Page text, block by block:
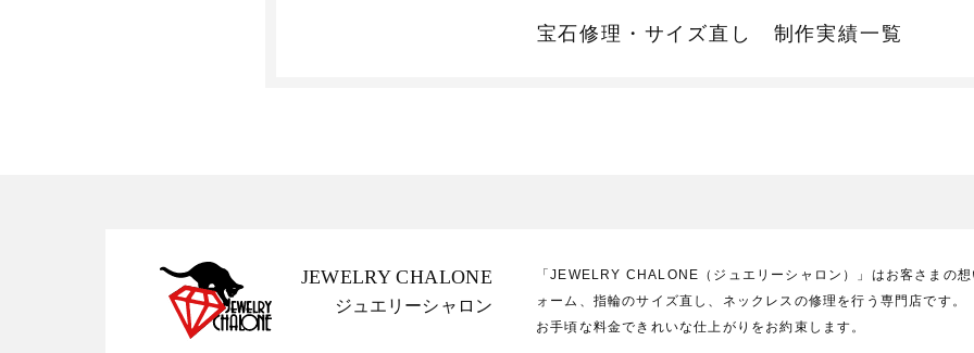
宝石修理・サイズ直し 制作実績一覧
JEWELRY CHALONE
ジュエリーシャロン
「JEWELRY CHALONE（ジュエリーシャロン）」はお客さまの
ォーム、指輪のサイズ直し、ネックレスの修理を行う専門店です。
お手頃な料金できれいな仕上がりをお約束します。